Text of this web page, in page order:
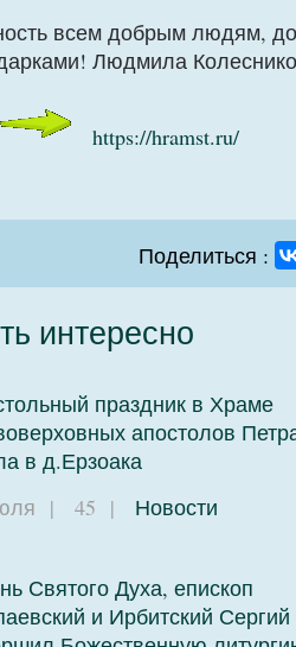
всем добрым людям,
Людмила
https://hramst.ru/
Поделиться :
интересно
праздник в Храме
апостолов
в д.Ерзоака
| 45 | Новости
Святого Духа, епископ
и Ирбитский Сергий